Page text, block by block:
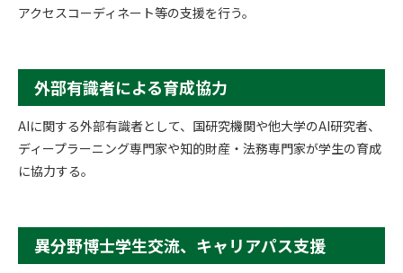
アクセスコーディネート等の支援を行う。
外部有識者による育成協力
AIに関する外部有識者として、国研究機関や他大学のAI研究者、
ディープラーニング専門家や知的財産・法務専門家が学生の育成
に協力する。
異分野博士学生交流、キャリアパス支援